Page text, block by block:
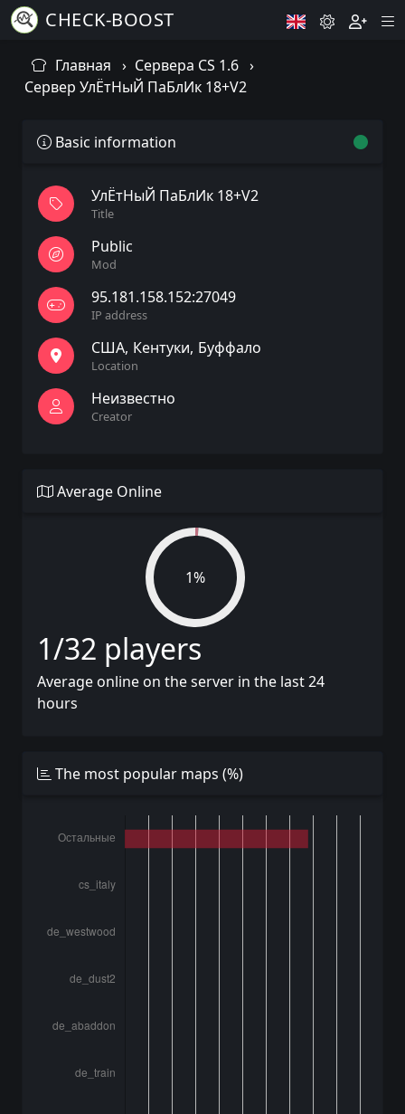
CHECK-BOOST
Главная
Сервера CS 1.6
Сервер УлЁтНыЙ ПаБлИк 18+V2
Basic information
УлЁтНыЙ ПаБлИк 18+V2
Title
Public
Mod
95.181.158.152:27049
IP address
США Кентуки Буффало
Location
Неизвестно
Creator
Average Online
1%
1/32 players
Average online on the server in the last 24
hours
The most popular maps (%)